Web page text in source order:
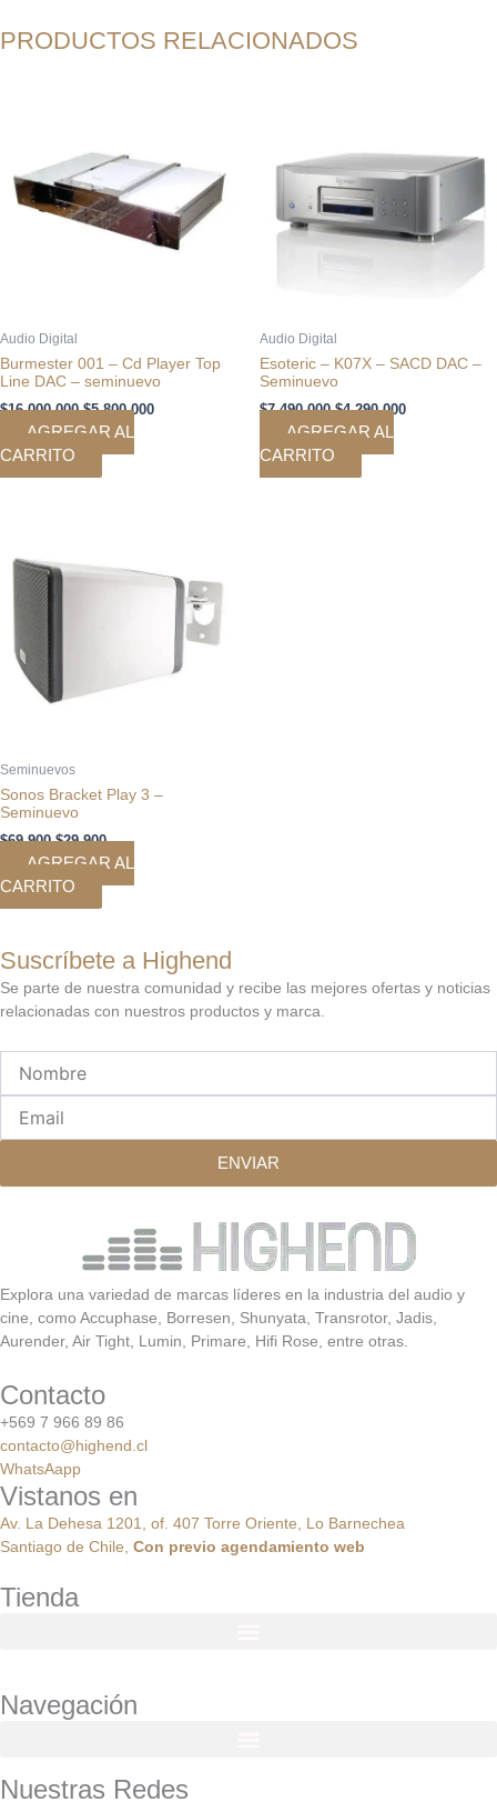
PRODUCTOS RELACIONADOS
Audio Digital
Burmester 001 – Cd Player Top
Line DAC – seminuevo
$16.000.000
$16.000.000.
$5.800.000
$5.800.000.
AGREGAR AL
CARRITO
Audio Digital
Esoteric – K07X – SACD DAC –
Seminuevo
$7.490.000
$7.490.000.
$4.290.000
$4.290.000.
AGREGAR AL
CARRITO
Seminuevos
Sonos Bracket Play 3 –
Seminuevo
$69.900
era:
$29.900
es:
AGREGAR AL
CARRITO
Suscríbete a Highend
Se parte de nuestra comunidad y recibe las mejores ofertas y noticias
relacionadas con nuestros productos y marca.
ENVIAR
Explora una variedad de marcas líderes en la industria del audio y
cine, como Accuphase, Borresen, Shunyata, Transrotor, Jadis,
Aurender, Air Tight, Lumin, Primare, Hifi Rose, entre otras.
Contacto
+569 7 966 89 86
contacto@highend.cl
WhatsAapp
Vistanos en
Av. La Dehesa 1201, of. 407 Torre Oriente, Lo Barnechea
Santiago de Chile, Con previo agendamiento web
Tienda
Navegación
Nuestras Redes